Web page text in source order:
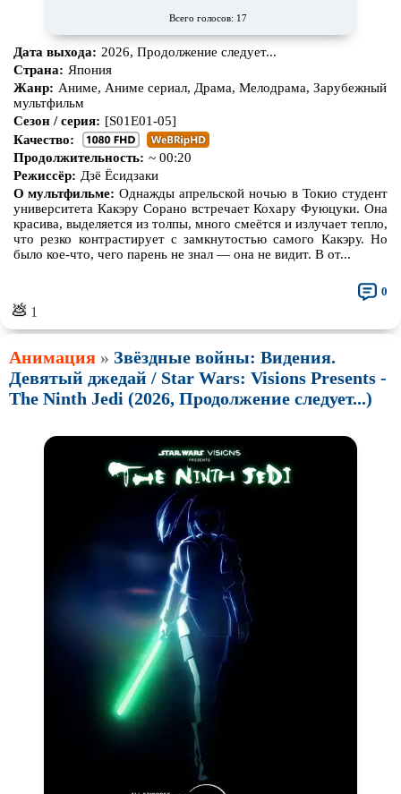
Про инопланетян
Про корабли и подводные
лодки
Про космос
Про любовь Про маньяков и
серийных
Про мафию
Про пиратов
Про путешествияво времени Про роботов
Про рыцарей Про самолёты
Про собак Про снайперов
Про танцы
Про хоккей ифигурное
катание
Про шпионов
Режиссёрская версия
Сверхспособности Ситком
Стимпанк
обнажённой натурой Турецкий сериал
Экранизация
TeleSynch
Всего голосов: 17
Дата выхода: 2026, Продолжение следует...
Страна: Япония
Жанр: Аниме, Аниме сериал, Драма, Мелодрама, Зарубежный
мультфильм
Сезон / серия: [S01E01-05]
Качество:
Продолжительность: ~ 00:20
Режиссёр: Дзё Ёсидзаки
О мультфильме: Однажды апрельской ночью в Токио студент
университета Какэру Сорано встречает Кохару Фуюцуки. Она
красива, выделяется из толпы, много смеётся и излучает тепло,
что резко контрастирует с замкнутостью самого Какэру. Но
было кое-что, чего парень не знал — она не видит. В от...
💩 1
0
Анимация » Звёздные войны: Видения.
Девятый джедай / Star Wars: Visions Presents -
The Ninth Jedi (2026, Продолжение следует...)